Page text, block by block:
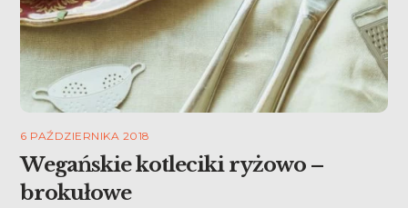
6 PAŹDZIERNIKA 2018
Wegańskie kotleciki ryżowo –
brokułowe